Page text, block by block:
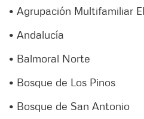
• Agrupación Multifamiliar
• Andalucía
• Balmoral Norte
• Bosque de Los Pinos
• Bosque de San Antonio